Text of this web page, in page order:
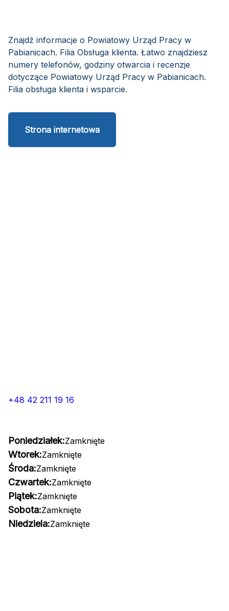
Znajdź informacje o Powiatowy Urząd Pracy w
Pabianicach. Filia Obsługa klienta. Łatwo znajdziesz
numery telefonów, godziny otwarcia i recenzje
dotyczące Powiatowy Urząd Pracy w Pabianicach.
Filia obsługa klienta i wsparcie.
Strona internetowa
+48 42 211 19 16
Poniedziałek:Zamknięte
Wtorek:Zamknięte
Środa:Zamknięte
Czwartek:Zamknięte
Piątek:Zamknięte
Sobota:Zamknięte
Niedziela:Zamknięte